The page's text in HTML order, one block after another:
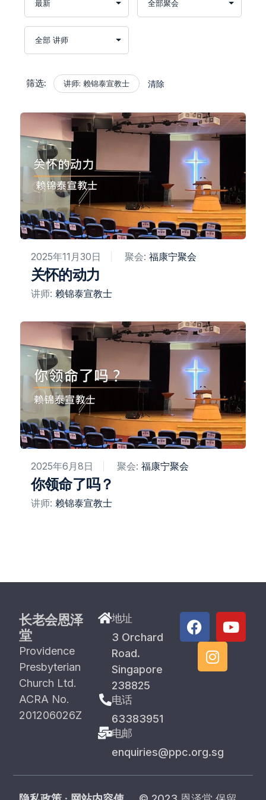
筛选: 讲师: 赖锦泰宣教士 清除
2025年11月30日 聚会: 福康宁聚会​
关怀的动力
讲师: 赖锦泰宣教士
2025年6月8日 聚会: 福康宁聚会​
你领命了吗？
讲师: 赖锦泰宣教士
长老会恩泽
堂
Providence
Presbyterian
Church Ltd.
ACRA No.
201206026Z
地址
3 Orchard
Road.
Singapore
238825
电话
63383951
电邮
enquiries@ppc.org.sg